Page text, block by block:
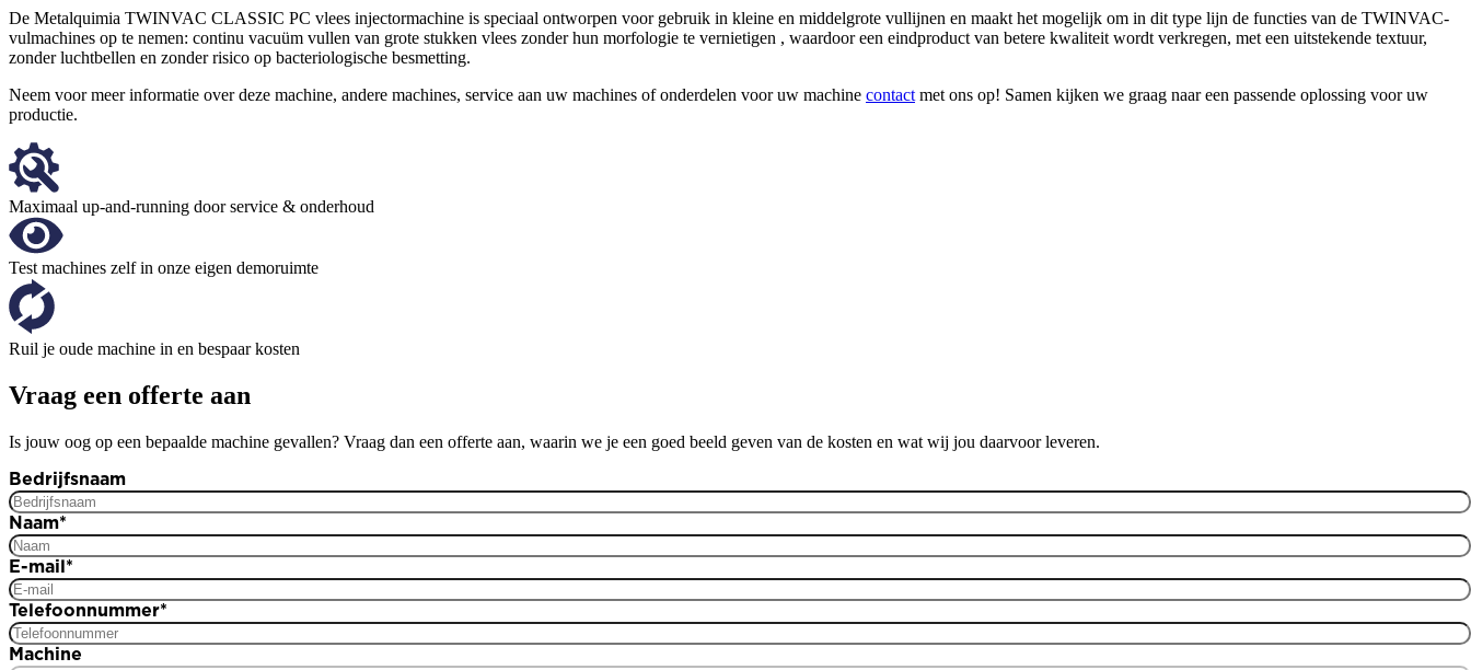
De Metalquimia TWINVAC CLASSIC PC vlees injectormachine is speciaal ontworpen voor gebruik in kleine en middelgrote vullijnen en maakt het mogelijk om in dit type lijn de functies van de TWINVAC-
vulmachines op te nemen: continu vacuüm vullen van grote stukken vlees zonder hun morfologie te vernietigen , waardoor een eindproduct van betere kwaliteit wordt verkregen, met een uitstekende textuur,
zonder luchtbellen en zonder risico op bacteriologische besmetting.
Neem voor meer informatie over deze machine, andere machines, service aan uw machines of onderdelen voor uw machine contact met ons op! Samen kijken we graag naar een passende oplossing voor uw
productie.
Maximaal up-and-running door service & onderhoud
Test machines zelf in onze eigen demoruimte
Ruil je oude machine in en bespaar kosten
Vraag een offerte aan
Is jouw oog op een bepaalde machine gevallen? Vraag dan een offerte aan, waarin we je een goed beeld geven van de kosten en wat wij jou daarvoor leveren.
Bedrijfsnaam
Naam*
E-mail *
Telefoonnummer*
Machine